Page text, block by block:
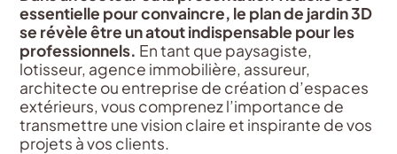
essentielle pour convaincre, le plan de jardin 3D
se révèle être un atout indispensable pour les
professionnels. En tant que paysagiste,
lotisseur, agence immobilière, assureur,
architecte ou entreprise de création d’espaces
extérieurs, vous comprenez l’importance de
transmettre une vision claire et inspirante de vos
projets à vos clients.